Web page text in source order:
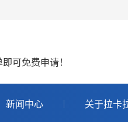
可免费申请！
新闻中心 关于拉卡